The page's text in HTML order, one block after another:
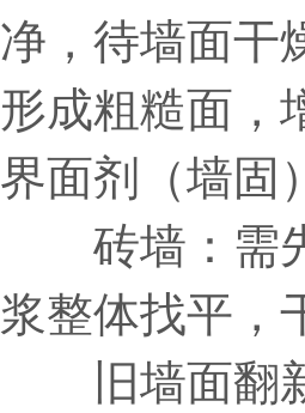
净，待墙面干
形成粗糙面，
界面剂（墙固
砖墙：需先
浆整体找平，
旧墙面翻新